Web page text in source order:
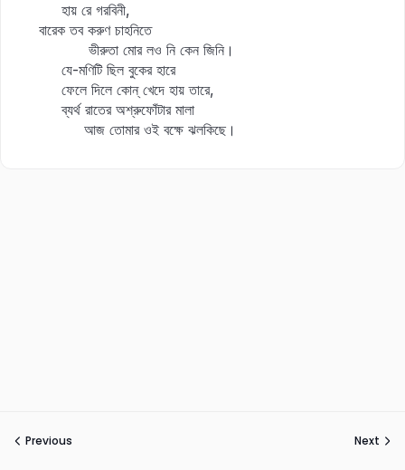
হায় রে গরবিনী,
বারেক তব করুণ চাহনিতে
ভীরুতা মোর লও নি কেন জিনি।
যে-মণিটি ছিল বুকের হারে
ফেলে দিলে কোন্‌ খেদে হায় তারে,
ব্যর্থ রাতের অশ্রুফোঁটার মালা
আজ তোমার ওই বক্ষে ঝলকিছে।
Previous Next